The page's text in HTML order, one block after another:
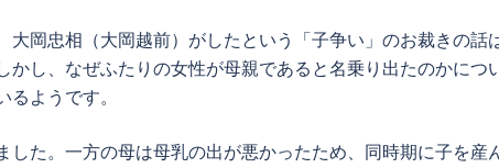
岡忠相（大岡越前）がしたという「子争い」のお裁きの話
し、なぜふたりの女性が母親であると名乗り出たのかにつ
ようです。
した。一方の母は母乳の出が悪かったため、同時期に子を産